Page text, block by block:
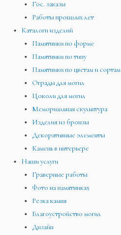
Гос. заказы
Работы прошлых лет
Каталоги изделий
Памятники по форме
Памятники по типу
Памятники по цветам и сортам
Ограды для могил
Цоколи для могил
Мемориальная скульптура
Изделия из бронзы
Декоративные элементы
Камень в интерьере
Наши услуги
Граверные работы
Фото на памятниках
Резка камня
Благоустройство могил
Дизайн